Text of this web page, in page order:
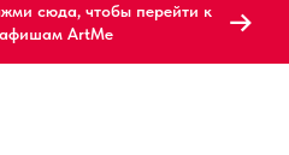
сюда, чтобы перейти к
ArtMe